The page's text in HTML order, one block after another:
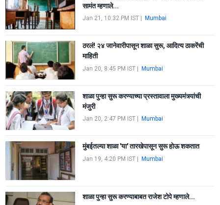
सामंत म्हणाले...
Jan 21, 10:32 PM IST| Mumbai
ठरलं! २४ जानेवारीपासून शाळा सुरू, आदित्य ठाकरेंची
माहिती
Jan 20, 8:45 PM IST| Mumbai
शाळा पुन्हा सुरू करण्याच्या प्रस्तावाला मुख्यमंत्र्यांची
मंजुरी
Jan 20, 2:47 PM IST| Mumbai
मुंबईतल्या शाळा 'या' तारखेपासून सुरू होऊ शकतात
Jan 19, 4:20 PM IST| Mumbai
शाळा पुन्हा सुरू करण्याबाबत राजेश टोपे म्हणाले...